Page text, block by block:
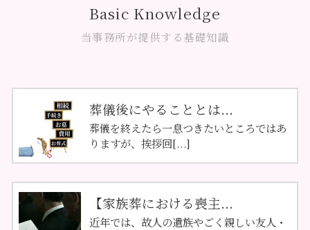
Basic Knowledge
当事務所が提供する基礎知識
葬儀後にやることとは...
葬儀を終えたら一息つきたいところではあ
りますが、挨拶回[...]
【家族葬における喪主...
近年では、故人の遺族やごく親しい友人・